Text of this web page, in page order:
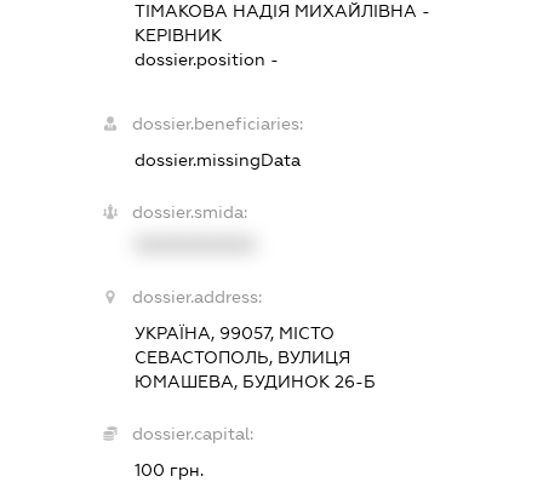
ТІМАКОВА НАДІЯ МИХАЙЛІВНА -
КЕРІВНИК
dossier.position -
dossier.beneficiaries:
dossier.missingData
dossier.smida:
dossier.address:
УКРАЇНА, 99057, МІСТО
СЕВАСТОПОЛЬ, ВУЛИЦЯ
ЮМАШЕВА, БУДИНОК 26-Б
dossier.capital:
100 грн.